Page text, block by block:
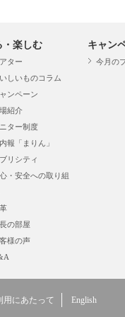
・楽しむ
ター
しいものコラム
ンペーン
紹介
ター制度
報「まりん」
リシティ
・安全への取り組
の部屋
様の声
キャン
今月の
用にあたって English